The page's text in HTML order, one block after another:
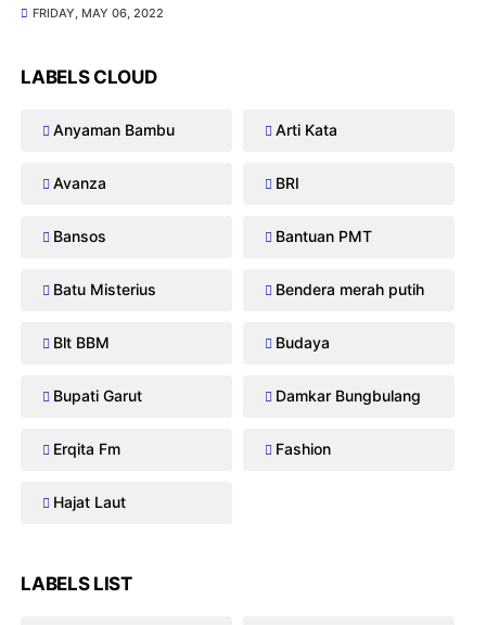
FRIDAY, MAY 06, 2022
LABELS CLOUD
Anyaman Bambu Arti Kata
Avanza BRI
Bansos Bantuan PMT
Batu Misterius Bendera merah putih
Blt BBM Budaya
Bupati Garut Damkar Bungbulang
Erqita Fm Fashion
Hajat Laut
LABELS LIST